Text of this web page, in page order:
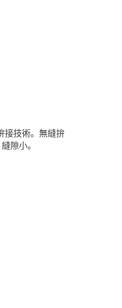
接技術。無縫拚
隙小。